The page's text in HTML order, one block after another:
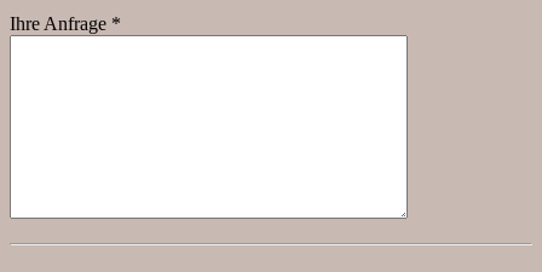
Ihre Anfrage *